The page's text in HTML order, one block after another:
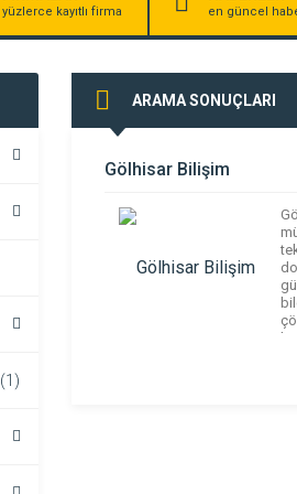
yüzlerce kayıtlı firma en güncel
(1)
ARAMA SONUÇLARI
Gölhisar Bilişim